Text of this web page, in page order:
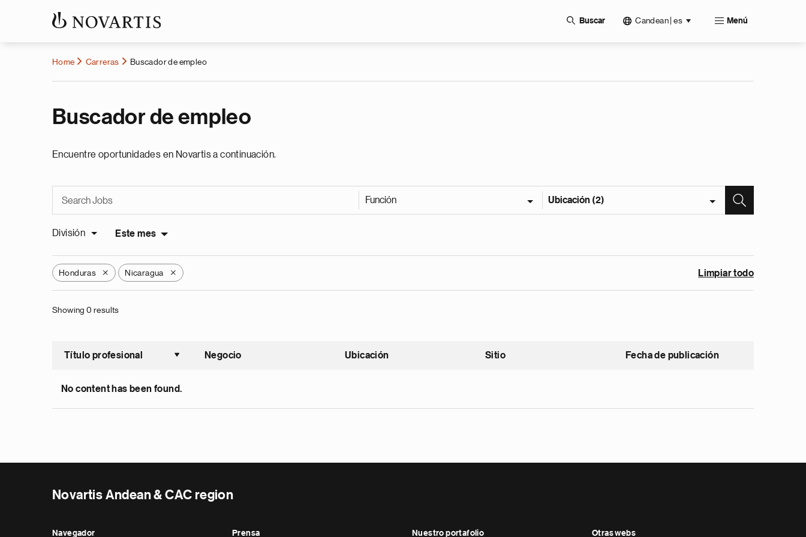
Buscar Candean | es Menú
Home Carreras Buscador de empleo
Buscador de empleo
Encuentre oportunidades en Novartis a continuación.
Función Ubicación (2)
División Este mes
Honduras X Nicaragua X Limpiar todo
Showing 0 results
Título profesional
Ordenar ascendente
Negocio Ubicación Sitio Fecha de publicación
No content has been found.
Novartis Andean & CAC region
Navegador Prensa Nuestro portafolio Otras webs